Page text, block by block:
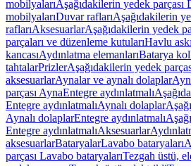
mobilyalarıAşağıdakilerin yedek parçası
mobilyalarıDuvar raflarıAşağıdakilerin
raflarıAksesuarlarAşağıdakilerin yedek
parçaları ve düzenleme kutularıHavlu
kancasıAydınlatma elemanlarıBatarya
tahtalarPrizlerAşağıdakilerin yedek
aksesuarlarAynalar ve aynalı dolaplar
parçası AynaEntegre aydınlatmalı
Entegre aydınlatmalıAynalı dolaplar
Aynalı dolaplarEntegre aydınlatmalı
Entegre aydınlatmalıAksesuarlar
aksesuarlarBataryalarLavabo bataryaları
parçası Lavabo bataryalarıTezgah üstü,